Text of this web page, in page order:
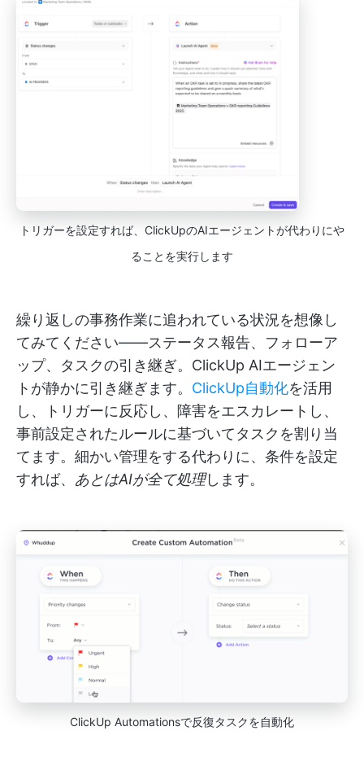
トリガーを設定すれば、ClickUpのAIエージェントが代わりにや
ることを実行します
繰り返しの事務作業に追われている状況を想像し
てみてください——ステータス報告、フォローア
ップ、タスクの引き継ぎ。ClickUp AIエージェン
トが静かに引き継ぎます。 ClickUp自動化を活用
し、トリガーに反応し、障害をエスカレートし、
事前設定されたルールに基づいてタスクを割り当
てます。細かい管理をする代わりに、条件を設定
すれば、 あとはAIが全て処理します。
ClickUp Automationsで反復タスクを自動化